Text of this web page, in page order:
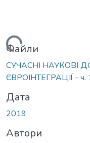
Файли
СУЧАСНІ НАУКОВІ
ЄВРОІНТЕГРАЦІЇ -
Дата
2019
Автори